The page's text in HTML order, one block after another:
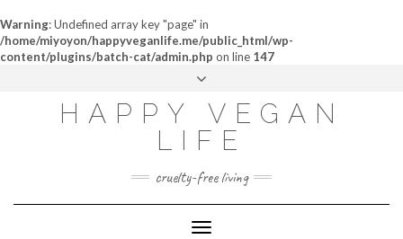
Warning: Undefined array key "page" in
/home/miyoyon/happyveganlife.me/public_html/wp-
content/plugins/batch-cat/admin.php on line 147
ABOUT
MY STORY
CONTACT
HAPPY VEGAN
LIFE
cruelty-free living
Toggle